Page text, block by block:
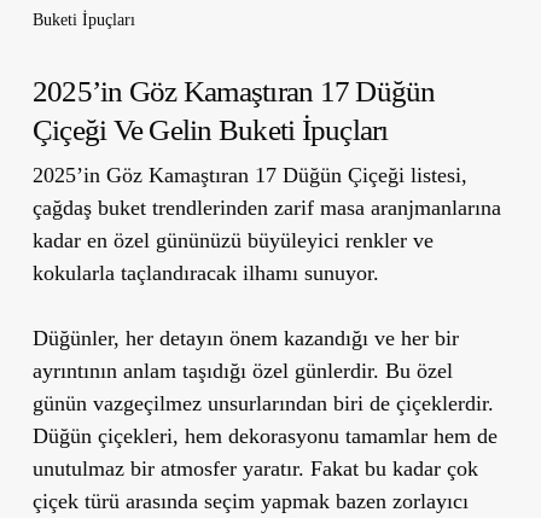
Buketi İpuçları
2025’in Göz Kamaştıran 17 Düğün
Çiçeği Ve Gelin Buketi İpuçları
2025’in Göz Kamaştıran 17 Düğün Çiçeği listesi,
çağdaş buket trendlerinden zarif masa aranjmanlarına
kadar en özel gününüzü büyüleyici renkler ve
kokularla taçlandıracak ilhamı sunuyor.
Düğünler, her detayın önem kazandığı ve her bir
ayrıntının anlam taşıdığı özel günlerdir. Bu özel
günün vazgeçilmez unsurlarından biri de çiçeklerdir.
Düğün çiçekleri, hem dekorasyonu tamamlar hem de
unutulmaz bir atmosfer yaratır. Fakat bu kadar çok
çiçek türü arasında seçim yapmak bazen zorlayıcı